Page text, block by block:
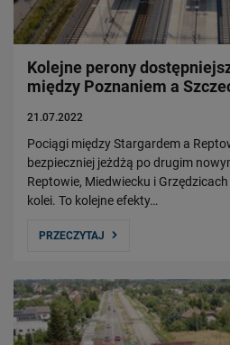
Kolejne perony
między Poznaniem a
21.07.2022
Pociągi między Stargardem a
bezpieczniej jeżdżą po drugim
Reptowie, Miedwiecku i
kolei. To kolejne efekty…
PRZECZYTAJ